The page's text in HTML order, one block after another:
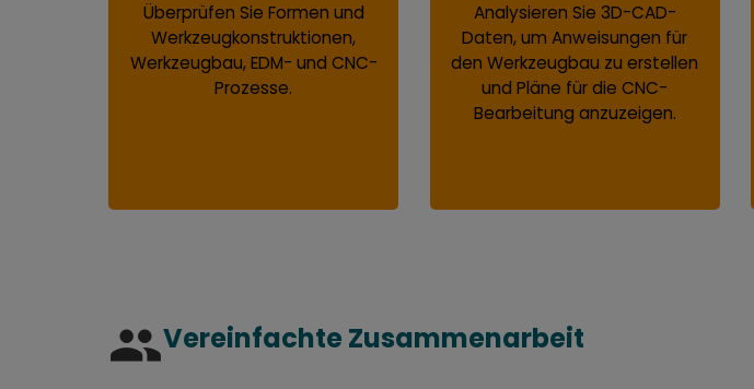
Überprüfen Sie Formen und
Werkzeugkonstruktionen,
Werkzeugbau, EDM- und CNC-
Prozesse.
Analysieren Sie 3D-CAD-
Daten, um Anweisungen für
den Werkzeugbau zu erstellen
und Pläne für die CNC-
Bearbeitung anzuzeigen.
groupVereinfachte Zusammenarbeit